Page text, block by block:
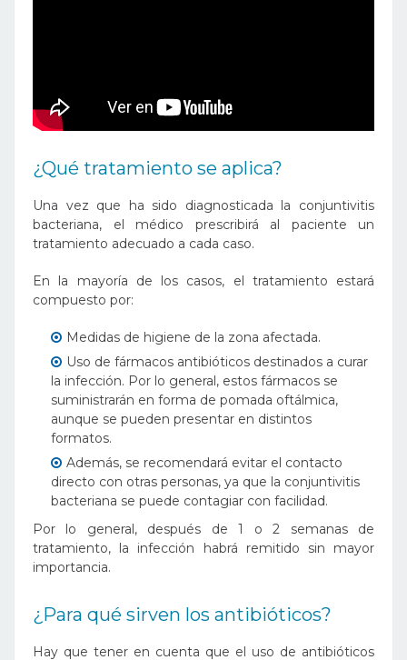
¿Qué tratamiento se aplica?
Una vez que ha sido diagnosticada la conjuntivitis
bacteriana, el médico prescribirá al paciente un
tratamiento adecuado a cada caso.
En la mayoría de los casos, el tratamiento estará
compuesto por:
Medidas de higiene de la zona afectada.
Uso de fármacos antibióticos destinados a curar
la infección. Por lo general, estos fármacos se
suministrarán en forma de pomada oftálmica,
aunque se pueden presentar en distintos
formatos.
Además, se recomendará evitar el contacto
directo con otras personas, ya que la conjuntivitis
bacteriana se puede contagiar con facilidad.
Por lo general, después de 1 o 2 semanas de
tratamiento, la infección habrá remitido sin mayor
importancia.
¿Para qué sirven los antibióticos?
Hay que tener en cuenta que el uso de antibióticos